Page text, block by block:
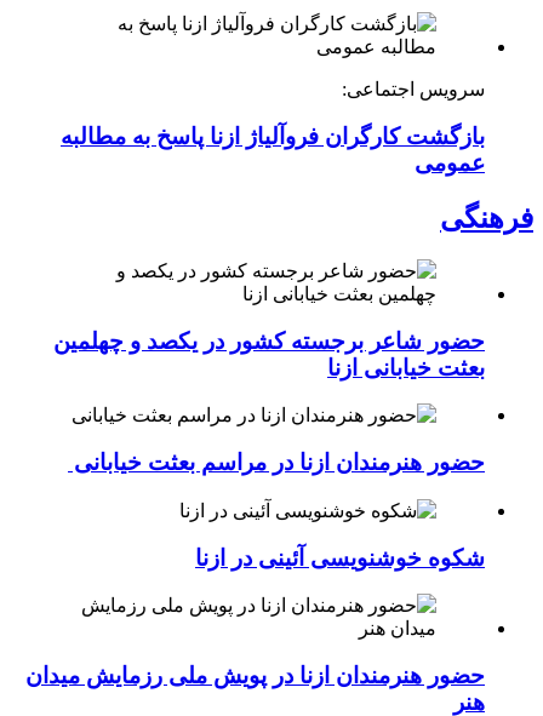
سرویس اجتماعی:
بازگشت کارگران فروآلیاژ ازنا پاسخ به مطالبه
عمومی
فرهنگی
حضور شاعر برجسته کشور در یکصد و چهلمین
بعثت خیابانی ازنا
حضور هنرمندان ازنا در مراسم بعثت خیابانی
شکوه خوشنویسی آئینی در ازنا
حضور هنرمندان ازنا در پویش ملی رزمایش میدان
هنر